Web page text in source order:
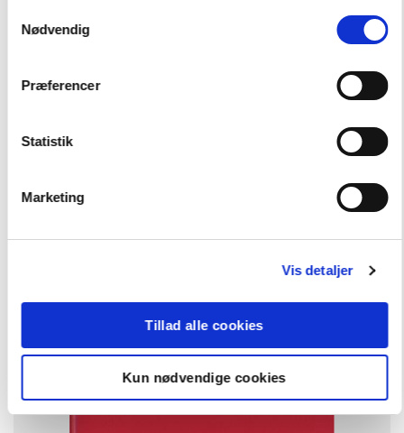
Nødvendig
Præferencer
Statistik
Marketing
Vis detaljer
Tillad alle cookies
Kun nødvendige cookies
Dansk